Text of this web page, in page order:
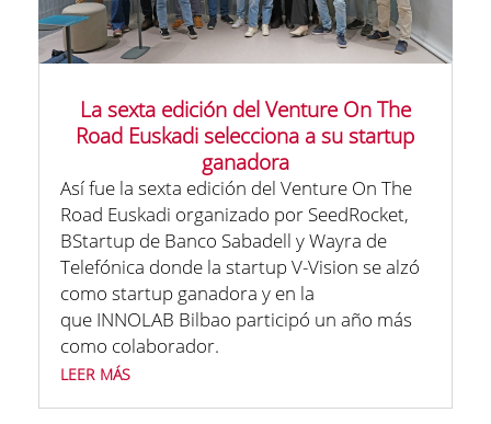
La sexta edición del Venture On The
Road Euskadi selecciona a su startup
ganadora
Así fue la sexta edición del Venture On The
Road Euskadi organizado por SeedRocket,
BStartup de Banco Sabadell y Wayra de
Telefónica donde la startup V-Vision se alzó
como startup ganadora y en la
que INNOLAB Bilbao participó un año más
como colaborador.
leer más